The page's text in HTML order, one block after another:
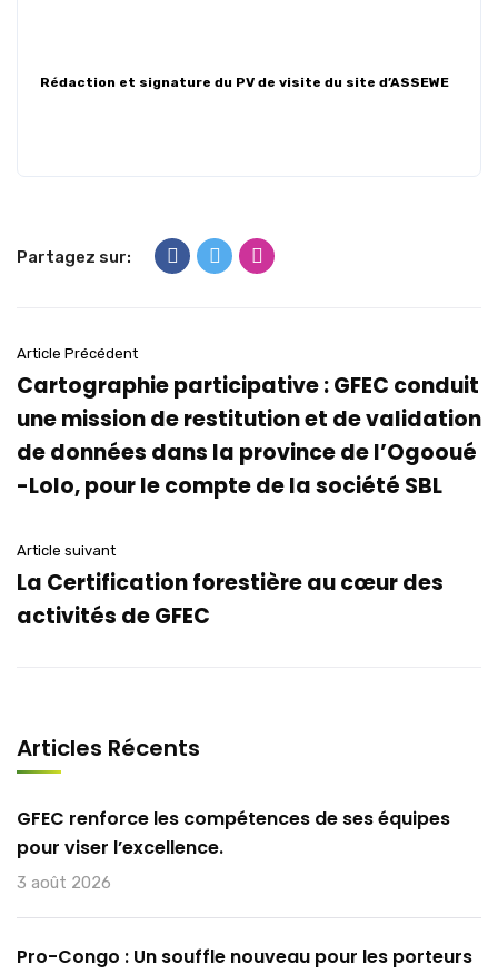
Rédaction et signature du PV de visite du site d’ASSEWE
Partagez sur:
Article Précédent
Cartographie participative : GFEC conduit
une mission de restitution et de validation
de données dans la province de l’Ogooué
-Lolo, pour le compte de la société SBL
Article suivant
La Certification forestière au cœur des
activités de GFEC
Articles Récents
GFEC renforce les compétences de ses équipes
pour viser l’excellence.
3 août 2026
Pro-Congo : Un souffle nouveau pour les porteurs